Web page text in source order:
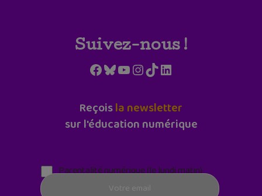
Suivez-nous !
Facebook
Bluesky
YouTube
Instagram
TikTokLinkedIn
Reçoisla newsletter
sur l'éducation numérique
Parentalité numérique (le lundi matin)